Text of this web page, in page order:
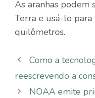
As aranhas podem
Terra e usá-lo para
quilômetros.
Como a
reescrevendo a
NOAA emite